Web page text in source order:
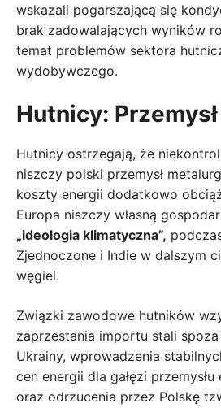
wskazali pogarszającą się
brak zadowalających wyników
temat problemów sektora
wydobywczego.
Hutnicy:
Hutnicy ostrzegają, że
niszczy polski przemysł
koszty energii dodatkowo
Europa niszczy własną
„ideologia klimatyczna”,
Zjednoczone i Indie w dalszym
węgiel.
Związki zawodowe hutników
zaprzestania importu stali
Ukrainy, wprowadzenia
cen energii dla gałęzi przemysłu
oraz odrzucenia przez Polskę